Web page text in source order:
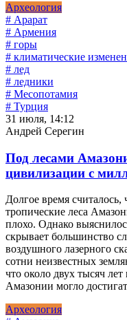
Археология
# Арарат
# Армения
# горы
# климатические
# лед
# ледники
# Месопотамия
# Турция
31 июля, 14:12
Андрей Серегин
Под лесами
цивилизации с
Долгое время считалось,
тропические леса
плохо. Однако
скрывает большинство
воздушного лазерного
сотни неизвестных
что около двух тысяч
Амазонии могло
Археология